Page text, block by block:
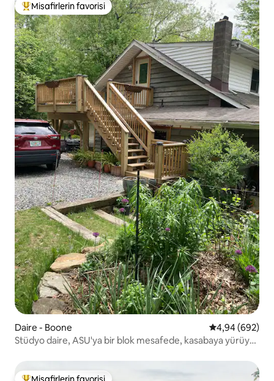
Misafirlerin favorilerinden en beğenilenler arasında
Misafirlerin favorisi
Daire - Boone 5 üzerinden
4,94 (692)
Stüdyo daire, ASU'ya bir blok mesafede, kasabaya yürüyüş